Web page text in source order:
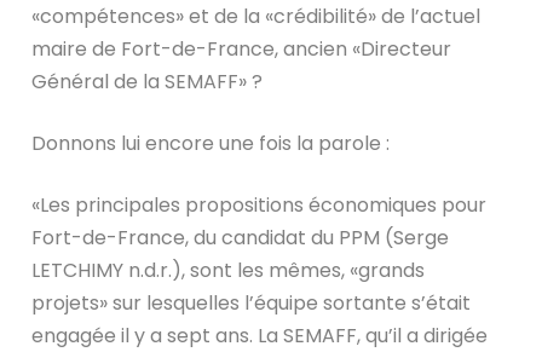
«compétences» et de la «crédibilité» de l’actuel
maire de Fort-de-France, ancien «Directeur
Général de la SEMAFF» ?
Donnons lui encore une fois la parole :
«Les principales propositions économiques pour
Fort-de-France, du candidat du PPM (Serge
LETCHIMY n.d.r.), sont les mêmes, «grands
projets» sur lesquelles l’équipe sortante s’était
engagée il y a sept ans. La SEMAFF, qu’il a dirigée